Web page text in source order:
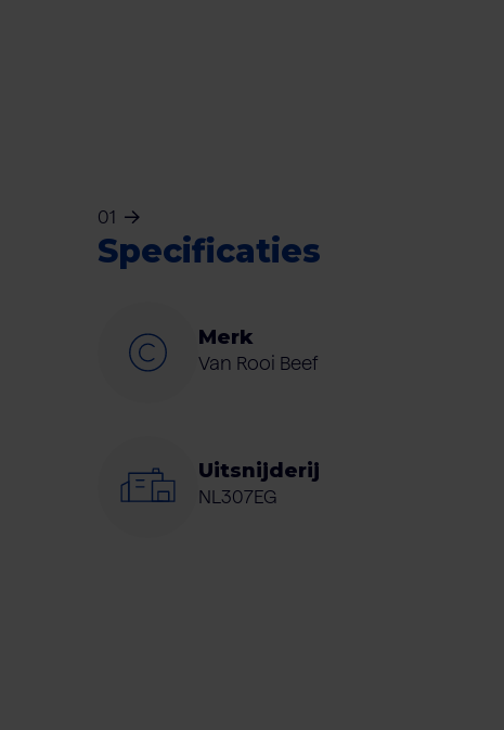
01
Specificaties
Merk
Van Rooi Beef
Uitsnijderij
NL307EG